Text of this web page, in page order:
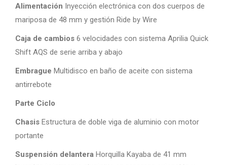
Alimentación Inyección electrónica con dos cuerpos de
mariposa de 48 mm y gestión Ride by Wire
Caja de cambios 6 velocidades con sistema Aprilia Quick
Shift AQS de serie arriba y abajo
Embrague Multidisco en baño de aceite con sistema
antirrebote
Parte Ciclo
Chasis Estructura de doble viga de aluminio con motor
portante
Suspensión delantera Horquilla Kayaba de 41 mm